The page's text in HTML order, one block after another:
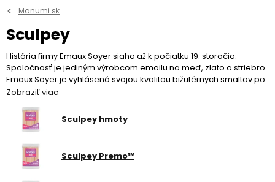
Manumi.sk
Sculpey
História firmy Emaux Soyer siaha až k počiatku 19. storočia.
Spoločnosť je jediným výrobcom emailu na meď, zlato a striebro.
Emaux Soyer je vyhlásená svojou kvalitou bižutérnych smaltov po
celom svete. Ponúka širokú škálu farieb a produktov. Vďaka
procesov si ju obľúbili aj najnáročnejší zákazníci.
a príslušenstva na tvorenie s nimi. Neustále sa snaží prinášať
inovácie, inšpirovať svojich zákazníkov a učiť ich nové zručnosti.
Zobraziť viac
Sculpey hmoty
Sculpey Premo™